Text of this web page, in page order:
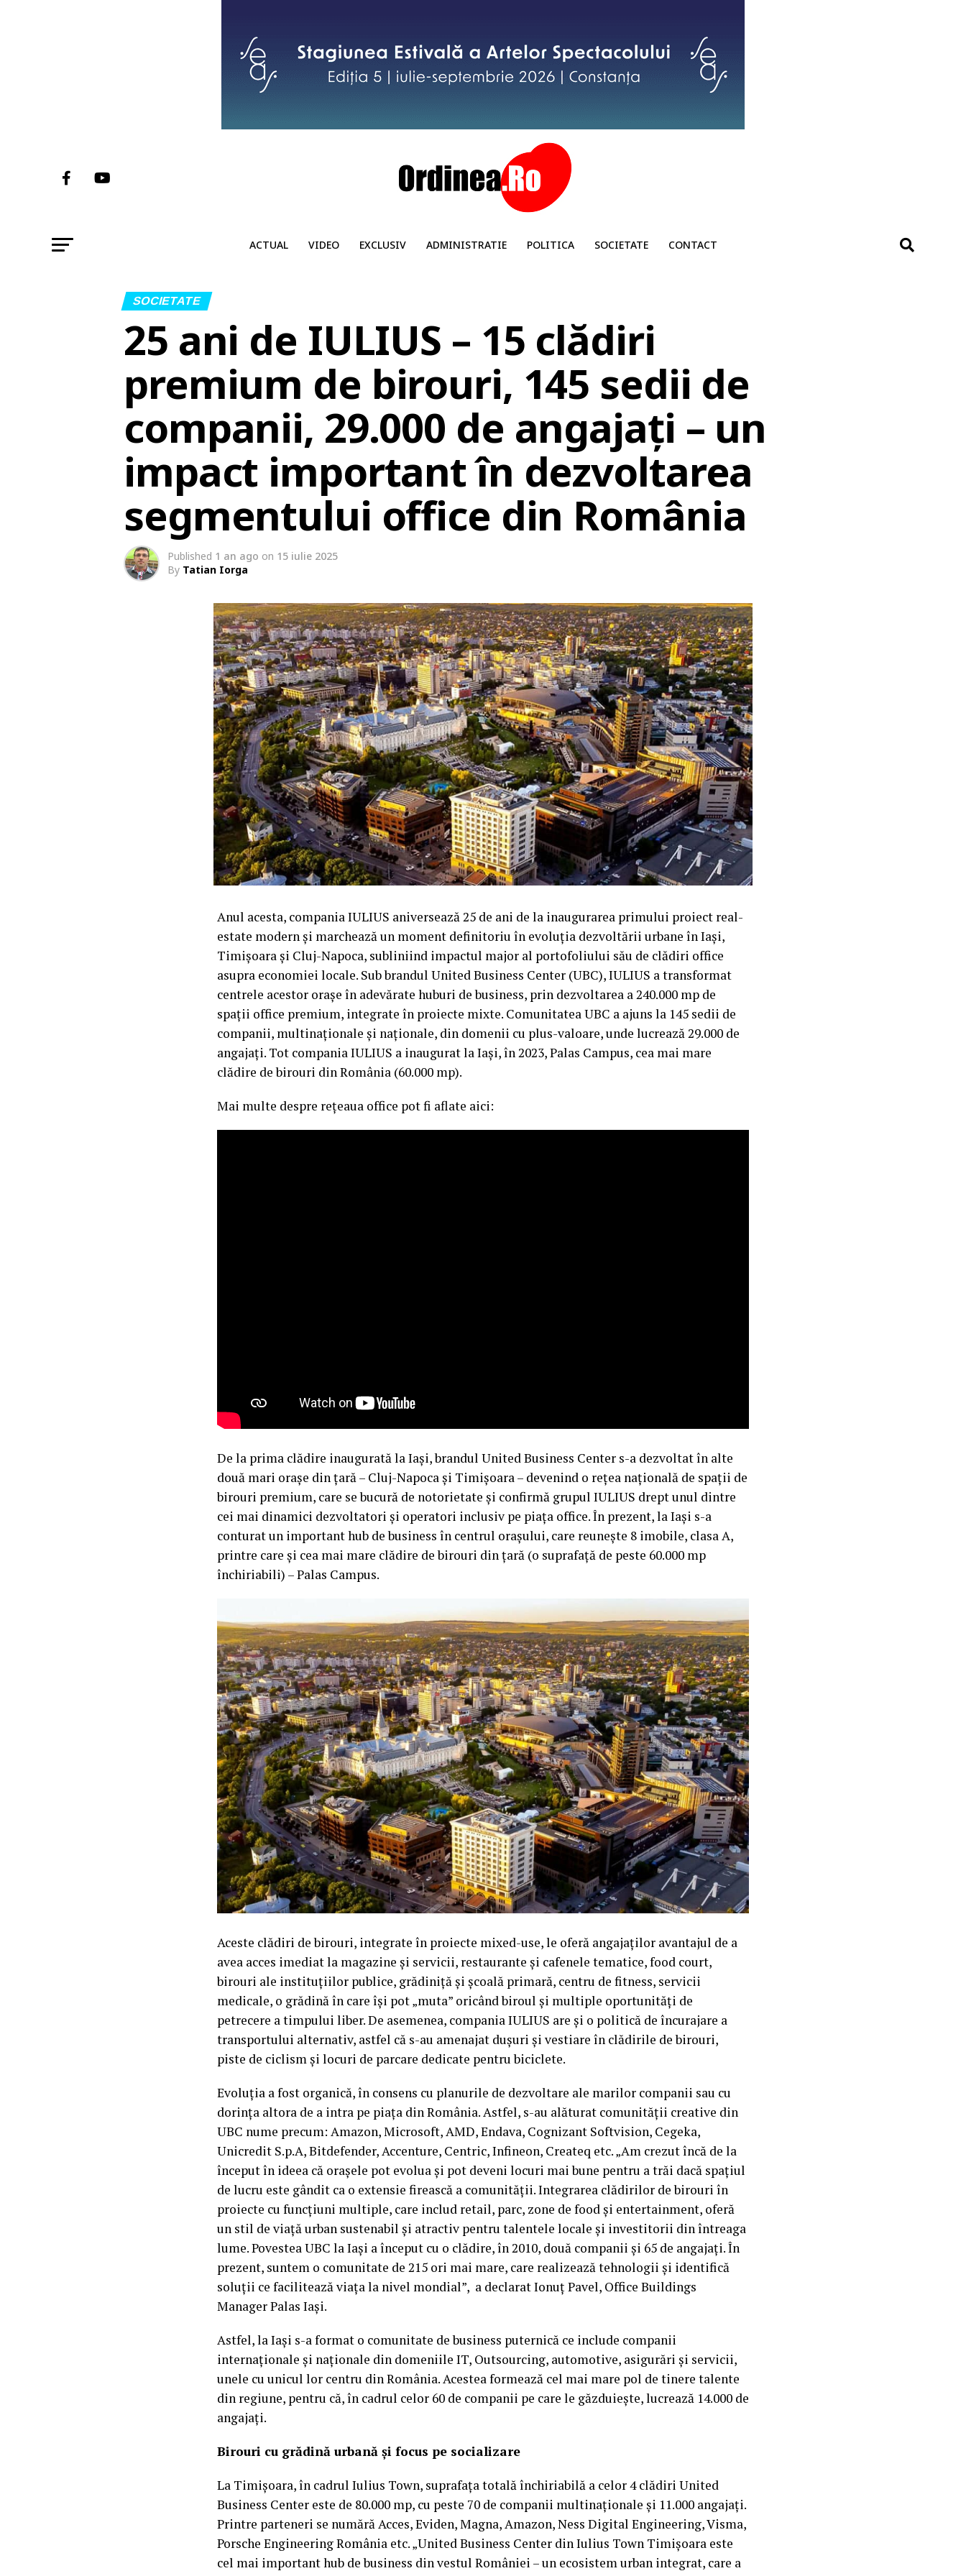
ACTUAL VIDEO EXCLUSIV ADMINISTRATIE POLITICA SOCIETATE CONTACT
SOCIETATE
25 ani de IULIUS – 15 clădiri
premium de birouri, 145 sedii de
companii, 29.000 de angajați – un
impact important în dezvoltarea
segmentului office din România
Published 1 an ago on 15 iulie 2025
By Tatian Iorga
Anul acesta, compania IULIUS aniversează 25 de ani de la inaugurarea primului proiect real-
estate modern și marchează un moment definitoriu în evoluția dezvoltării urbane în Iași,
Timișoara și Cluj-Napoca, subliniind impactul major al portofoliului său de clădiri office
asupra economiei locale. Sub brandul United Business Center (UBC), IULIUS a transformat
centrele acestor orașe în adevărate huburi de business, prin dezvoltarea a 240.000 mp de
spații office premium, integrate în proiecte mixte. Comunitatea UBC a ajuns la 145 sedii de
companii, multinaționale și naționale, din domenii cu plus-valoare, unde lucrează 29.000 de
angajați. Tot compania IULIUS a inaugurat la Iași, în 2023, Palas Campus, cea mai mare
clădire de birouri din România (60.000 mp).
Mai multe despre rețeaua office pot fi aflate aici:
De la prima clădire inaugurată la Iași, brandul United Business Center s-a dezvoltat în alte
două mari orașe din țară – Cluj-Napoca și Timișoara – devenind o rețea națională de spații de
birouri premium, care se bucură de notorietate și confirmă grupul IULIUS drept unul dintre
cei mai dinamici dezvoltatori și operatori inclusiv pe piața office. În prezent, la Iași s-a
conturat un important hub de business în centrul orașului, care reunește 8 imobile, clasa A,
printre care și cea mai mare clădire de birouri din țară (o suprafață de peste 60.000 mp
închiriabili) – Palas Campus.
Aceste clădiri de birouri, integrate în proiecte mixed-use, le oferă angajaților avantajul de a
avea acces imediat la magazine și servicii, restaurante și cafenele tematice, food court,
birouri ale instituțiilor publice, grădiniță și școală primară, centru de fitness, servicii
medicale, o grădină în care își pot „muta” oricând biroul și multiple oportunități de
petrecere a timpului liber. De asemenea, compania IULIUS are și o politică de încurajare a
transportului alternativ, astfel că s-au amenajat dușuri și vestiare în clădirile de birouri,
piste de ciclism și locuri de parcare dedicate pentru biciclete.
Evoluția a fost organică, în consens cu planurile de dezvoltare ale marilor companii sau cu
dorința altora de a intra pe piața din România. Astfel, s-au alăturat comunității creative din
UBC nume precum: Amazon, Microsoft, AMD, Endava, Cognizant Softvision, Cegeka,
Unicredit S.p.A, Bitdefender, Accenture, Centric, Infineon, Createq etc. „Am crezut încă de la
început în ideea că orașele pot evolua și pot deveni locuri mai bune pentru a trăi dacă spațiul
de lucru este gândit ca o extensie firească a comunității. Integrarea clădirilor de birouri în
proiecte cu funcțiuni multiple, care includ retail, parc, zone de food și entertainment, oferă
un stil de viață urban sustenabil și atractiv pentru talentele locale și investitorii din întreaga
lume. Povestea UBC la Iași a început cu o clădire, în 2010, două companii și 65 de angajați. În
prezent, suntem o comunitate de 215 ori mai mare, care realizează tehnologii și identifică
soluții ce facilitează viața la nivel mondial”, a declarat Ionuț Pavel, Office Buildings
Manager Palas Iaşi.
Astfel, la Iași s-a format o comunitate de business puternică ce include companii
internaționale și naționale din domeniile IT, Outsourcing, automotive, asigurări și servicii,
unele cu unicul lor centru din România. Acestea formează cel mai mare pol de tinere talente
din regiune, pentru că, în cadrul celor 60 de companii pe care le găzduiește, lucrează 14.000 de
angajați.
Birouri cu grădină urbană și focus pe socializare
La Timișoara, în cadrul Iulius Town, suprafața totală închiriabilă a celor 4 clădiri United
Business Center este de 80.000 mp, cu peste 70 de companii multinaționale și 11.000 angajați.
Printre parteneri se numără Acces, Eviden, Magna, Amazon, Ness Digital Engineering, Visma,
Porsche Engineering România etc. „United Business Center din Iulius Town Timișoara este
cel mai important hub de business din vestul României – un ecosistem urban integrat, care a